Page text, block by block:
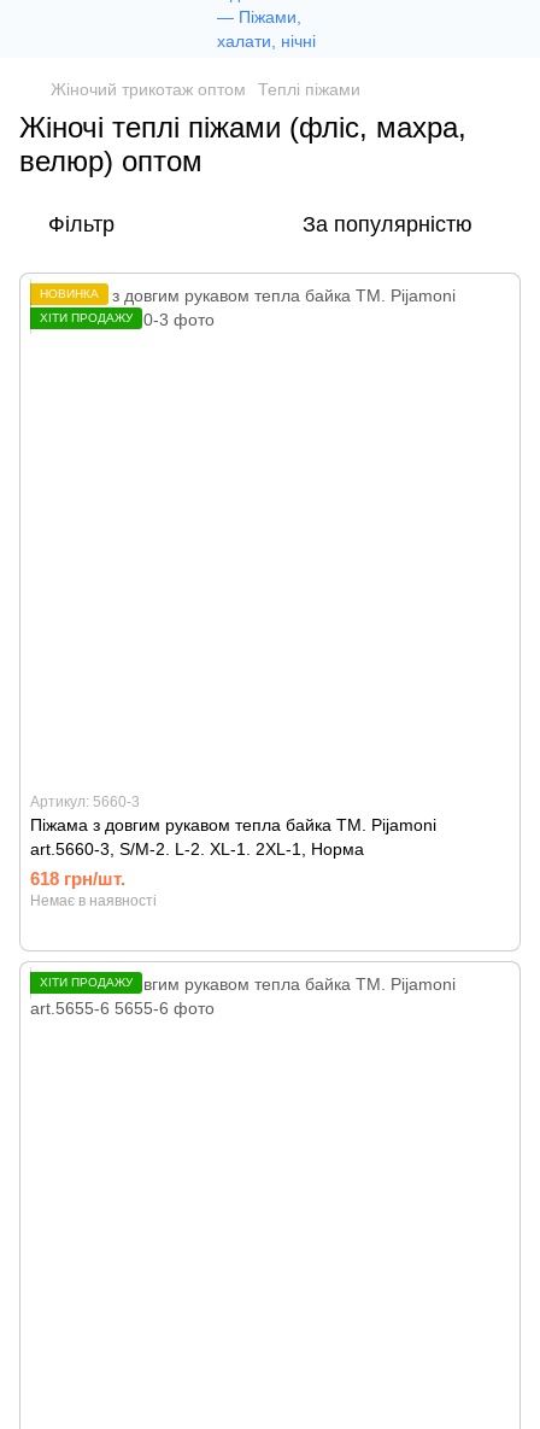
Жіночий трикотаж оптом Теплі піжами
Жіночі теплі піжами (фліс, махра,
велюр) оптом
Фільтр За популярністю
НОВИНКА
ХІТИ ПРОДАЖУ
Артикул: 5660-3
Піжама з довгим рукавом тепла байка ТМ. Pijamoni
art.5660-3, S/M-2. L-2. XL-1. 2XL-1, Норма
618 грн/шт.
Немає в наявності
ХІТИ ПРОДАЖУ